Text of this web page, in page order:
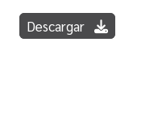
Descargar